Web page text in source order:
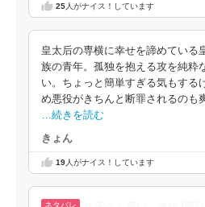
25人がナイス！しています
皇太后の専横に幸せを諦めている
族の青年。孤独を抱える攻を純粋
い。ちょっと簡単すぎる気もする
め悪役がきちんと断罪されるのも
…続きを読む
きょん
19人がナイス！しています